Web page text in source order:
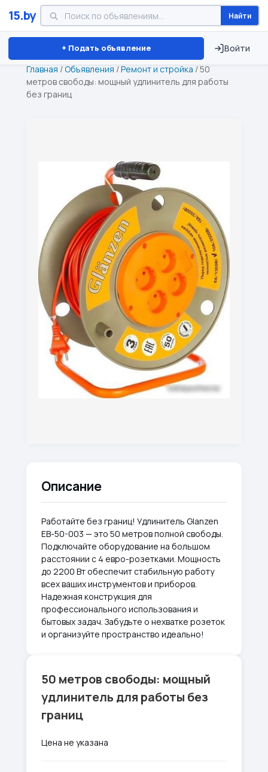
15.by Найти
+ Подать объявление Войти
Минск Витебск Брест ⏱ ТОЛЬКО 15 ДНЕЙ
Главная /Объявления /Ремонт и стройка /50
метров свободы: мощный удлинитель для работы
без границ
Описание
Работайте без границ! Удлинитель Glanzen
EB-50-003 — это 50 метров полной свободы.
Подключайте оборудование на большом
расстоянии с 4 евро-розетками. Мощность
до 2200 Вт обеспечит стабильную работу
всех ваших инструментов и приборов.
Надежная конструкция для
профессионального использования и
бытовых задач. Забудьте о нехватке розеток
и организуйте пространство идеально!
50 метров свободы: мощный
удлинитель для работы без
границ
Цена не указана